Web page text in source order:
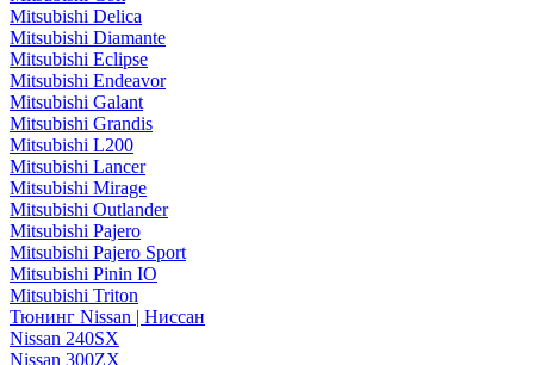
Mitsubishi Delica
Mitsubishi Diamante
Mitsubishi Eclipse
Mitsubishi Endeavor
Mitsubishi Galant
Mitsubishi Grandis
Mitsubishi L200
Mitsubishi Lancer
Mitsubishi Mirage
Mitsubishi Outlander
Mitsubishi Pajero
Mitsubishi Pajero Sport
Mitsubishi Pinin IO
Mitsubishi Triton
Тюнинг Nissan | Ниссан
Nissan 240SX
Nissan 300ZX